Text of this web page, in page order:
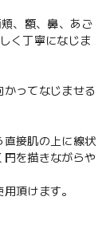
、額、鼻、あご
く丁寧になじま
ってなじませる
直接肌の上に線状
円を描きながらや
頂けます。